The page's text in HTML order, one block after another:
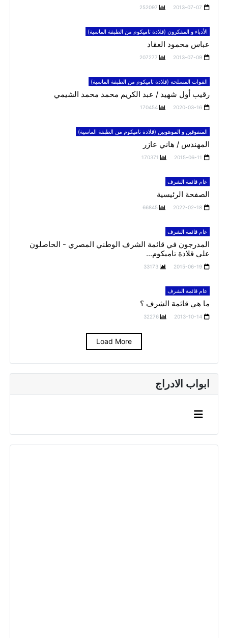
ابواب الادراج
2013-07-07
252097
الأدباء و المفكرون (قلادة تاميكوم من الطبقة الماسية)
عباس محمود العقاد
2013-07-09
207277
القوات المسلحه (قلادة تاميكوم من الطبقة الماسية)
رقيب أول شهيد / عبد الكريم محمد محمد الشيمي
2020-03-16
170454
المتفوقين و الموهوبين (قلادة تاميكوم من الطبقة الماسية)
المهندس / هاني عازر
2015-06-11
170371
عام قائمة الشرف
الصفحة الرئيسية
2022-02-18
66845
عام قائمة الشرف
المدرجون في قائمة الشرف الوطني المصري - الحاصلون
علي قلادة تاميكوم...
2015-06-19
33173
عام قائمة الشرف
ما هي قائمة الشرف ؟
2013-10-14
32276
Load More